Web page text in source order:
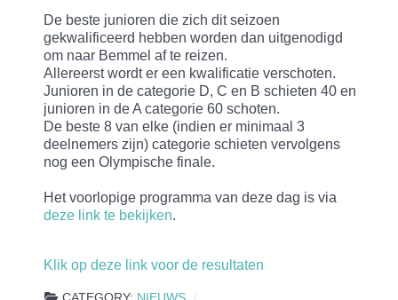
De beste junioren die zich dit seizoen
gekwalificeerd hebben worden dan uitgenodigd
om naar Bemmel af te reizen.
Allereerst wordt er een kwalificatie verschoten.
Junioren in de categorie D, C en B schieten 40 en
junioren in de A categorie 60 schoten.
De beste 8 van elke (indien er minimaal 3
deelnemers zijn) categorie schieten vervolgens
nog een Olympische finale.
Het voorlopige programma van deze dag is via
deze link te bekijken.
Klik op deze link voor de resultaten
CATEGORY: NIEUWS